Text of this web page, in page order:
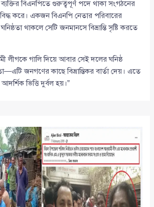
বিএনপিতে গুরুত্বপূর্ণ পদে থাকা সংগঠনের
করে। একজন বিএনপি নেতার পরিবারের
থাকলে সেটি জনমানসে বিভ্রান্তি সৃষ্টি করতে
লীগকে গালি দিয়ে আবার সেই দলের ঘনিষ্ঠ
জনগণের কাছে বিভ্রান্তিকর বার্তা দেয়। এতে
ভিত্তি দুর্বল হয়।”